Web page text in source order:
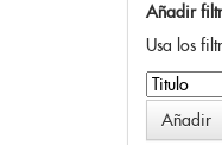
Añadir
Usa los